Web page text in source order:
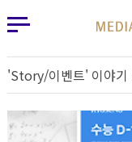
MY
사이드바 열기
'Story/이벤트' 이야기